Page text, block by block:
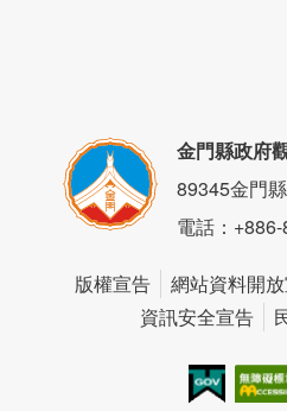
金門縣政府
89345金門
電話：
版權宣告 網站資料開
資訊安全宣告